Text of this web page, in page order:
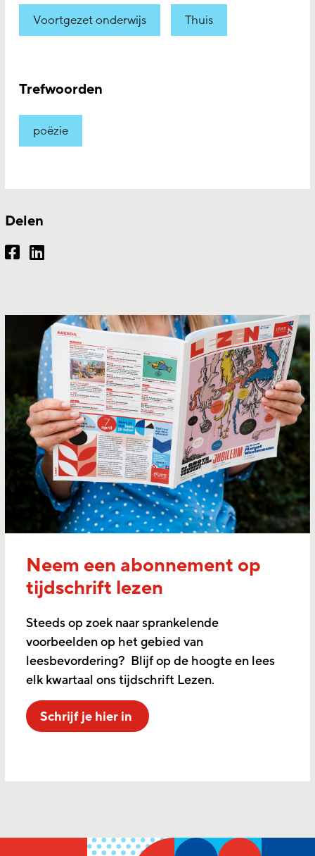
Voortgezet onderwijs Thuis
Trefwoorden
poëzie
Delen
Neem een abonnement op
tijdschrift lezen
Steeds op zoek naar sprankelende
voorbeelden op het gebied van
leesbevordering? Blijf op de hoogte en lees
elk kwartaal ons tijdschrift Lezen.
Schrijf je hier in